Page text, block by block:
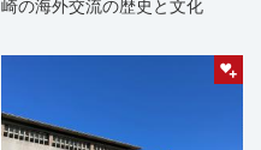
崎の海外交流の歴史と文化